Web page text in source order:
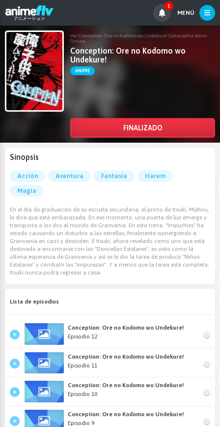
1
MENÚ
Ver Conception: Ore no Kodomo wo Undekure! Sub español latino
Online
Conception: Ore no Kodomo wo
Undekure!
ANIME
FINALIZADO
Sinopsis
Acción Aventura Fantasía
Harem
Magia
En el día de graduación de su escuela secundaria, el primo de Itsuki, Mahiru,
le dice que está embarazada. En ese momento, una puerta de luz emerge y
transporta a los dos al mundo de Granvania. En esta tierra, "Impurities" ha
estado causando un disturbio a las estrellas, finalmente sumergiendo a
Granvania en caos y desorden. E Itsuki, ahora revelado como uno que está
destinado a encontrarse con las "Doncellas Estelares", es visto como la
última esperanza de Granvania y así se le dio la tarea de producir "Niños
Estelares" y combatir las "impurezas". Y a menos que la tarea esté completa,
Itsuki nunca podrá regresar a casa.
Lista de episodios
Conception: Ore no Kodomo wo Undekure!
Episodio 12
Conception: Ore no Kodomo wo Undekure!
Episodio 11
Conception: Ore no Kodomo wo Undekure!
Episodio 10
Conception: Ore no Kodomo wo Undekure!
Episodio 9